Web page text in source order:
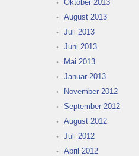
Oktober 2013
August 2013
Juli 2013
Juni 2013
Mai 2013
Januar 2013
November 2012
September 2012
August 2012
Juli 2012
April 2012